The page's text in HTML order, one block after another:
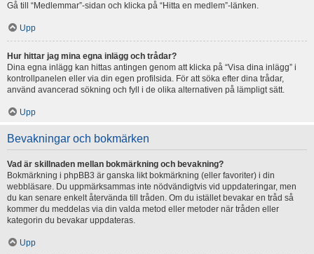
Gå till “Medlemmar”-sidan och klicka på “Hitta en medlem”-länken.
Upp
Hur hittar jag mina egna inlägg och trådar?
Dina egna inlägg kan hittas antingen genom att klicka på “Visa dina inlägg” i
kontrollpanelen eller via din egen profilsida. För att söka efter dina trådar,
använd avancerad sökning och fyll i de olika alternativen på lämpligt sätt.
Upp
Bevakningar och bokmärken
Vad är skillnaden mellan bokmärkning och bevakning?
Bokmärkning i phpBB3 är ganska likt bokmärkning (eller favoriter) i din
webbläsare. Du uppmärksammas inte nödvändigtvis vid uppdateringar, men
du kan senare enkelt återvända till tråden. Om du istället bevakar en tråd så
kommer du meddelas via din valda metod eller metoder när tråden eller
kategorin du bevakar uppdateras.
Upp